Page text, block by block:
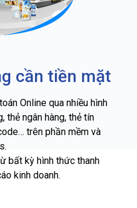
cần tiền mặt
Online qua nhiều hình
thẻ ngân hàng, thẻ tín
trên phần mềm và
bất kỳ hình thức thanh
kinh doanh.